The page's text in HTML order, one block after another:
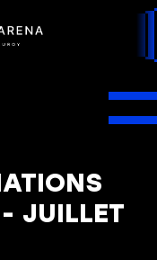
JUILLET